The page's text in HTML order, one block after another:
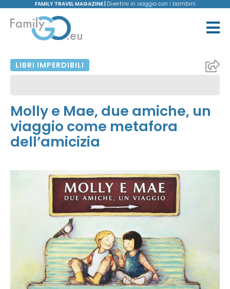
FAMILY TRAVEL MAGAZINE | Divertirsi in viaggio con i bambini
LIBRI IMPERDIBILI
Molly e Mae, due amiche, un
viaggio come metafora
dell’amicizia